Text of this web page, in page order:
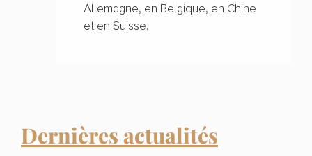
Allemagne, en Belgique, en Chine
et en Suisse.
Dernières actualités